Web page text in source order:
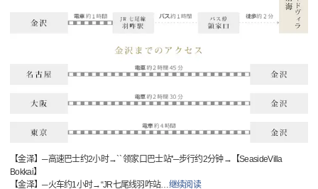
【金泽】─高速巴士约2小时→`` 领家口巴士站''─步行约2分钟→【SeasideVilla
Bokkai】
【金泽】─火车约1小时→“JR七尾线羽咋站… 继续阅读